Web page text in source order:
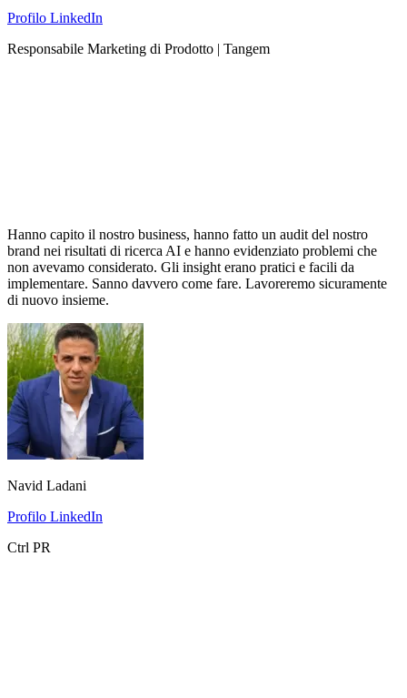
Profilo LinkedIn
Responsabile Marketing di Prodotto | Tangem
Hanno capito il nostro business, hanno fatto un audit del nostro
brand nei risultati di ricerca AI e hanno evidenziato problemi che
non avevamo considerato. Gli insight erano pratici e facili da
implementare. Sanno davvero come fare. Lavoreremo sicuramente
di nuovo insieme.
Navid Ladani
Profilo LinkedIn
Ctrl PR